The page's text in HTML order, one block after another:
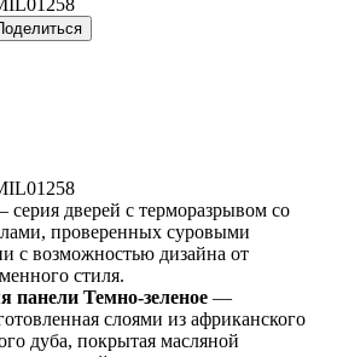
серия дверей с терморазрывом со
проверенных суровыми
с возможностью дизайна от
стиля.
панели Темно-зеленое —
слоями из африканского
дуба, покрытая масляной